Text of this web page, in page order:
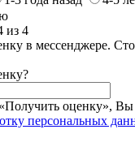
из 4
в мессенджере.
оценку», Вы
персональных